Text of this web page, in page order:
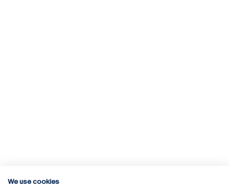
We use cookies